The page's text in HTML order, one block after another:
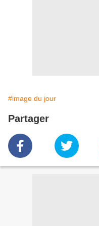
#image du jour
Partager